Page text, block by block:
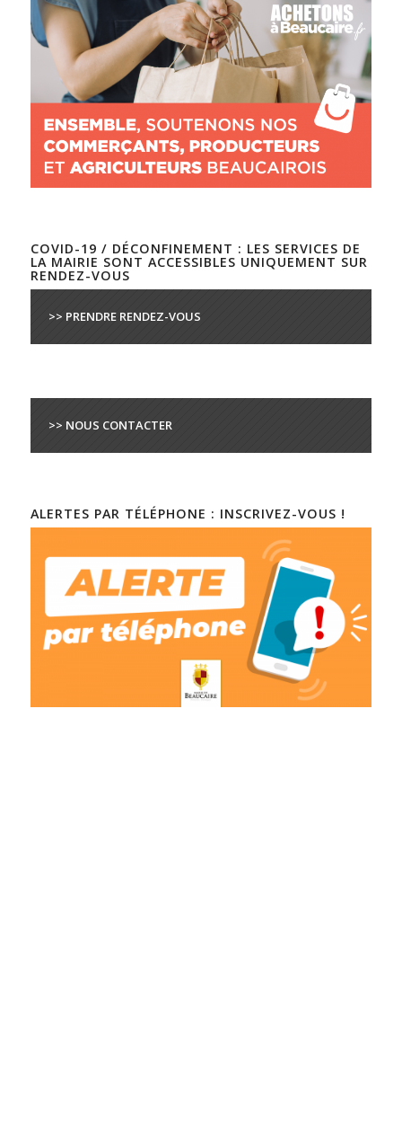
COVID-19 / DÉCONFINEMENT : LES SERVICES DE
LA MAIRIE SONT ACCESSIBLES UNIQUEMENT SUR
RENDEZ-VOUS
>> PRENDRE RENDEZ-VOUS
>> NOUS CONTACTER
ALERTES PAR TÉLÉPHONE : INSCRIVEZ-VOUS !